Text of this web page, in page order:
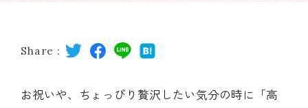
Share :
お祝いや、ちょっぴり贅沢したい気分の時に「高